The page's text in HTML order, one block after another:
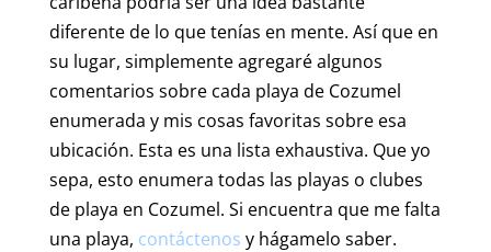
diferente de lo que tenías en mente. Así que en
su lugar, simplemente agregaré algunos
comentarios sobre cada playa de Cozumel
enumerada y mis cosas favoritas sobre esa
ubicación. Esta es una lista exhaustiva. Que yo
sepa, esto enumera todas las playas o clubes
de playa en Cozumel. Si encuentra que me falta
una playa, contáctenos y hágamelo saber.